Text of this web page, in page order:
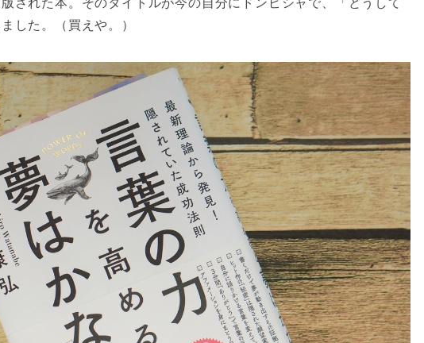
された本。そのタイトルが今の自分にドンピシャで、「どうして
した。（買えや。）